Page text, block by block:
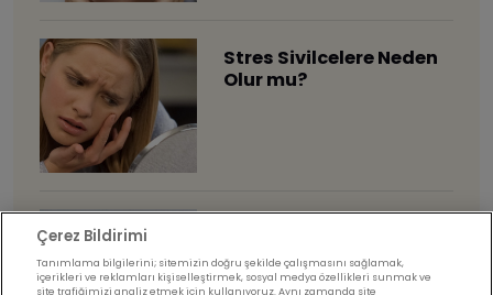
Stres Sivilcelere Neden
Olur mu?
Çerez Bildirimi
Tanımlama bilgilerini; sitemizin doğru şekilde çalışmasını sağlamak,
içerikleri ve reklamları kişiselleştirmek, sosyal medya özellikleri sunmak ve
site trafiğimizi analiz etmek için kullanıyoruz. Aynı zamanda site